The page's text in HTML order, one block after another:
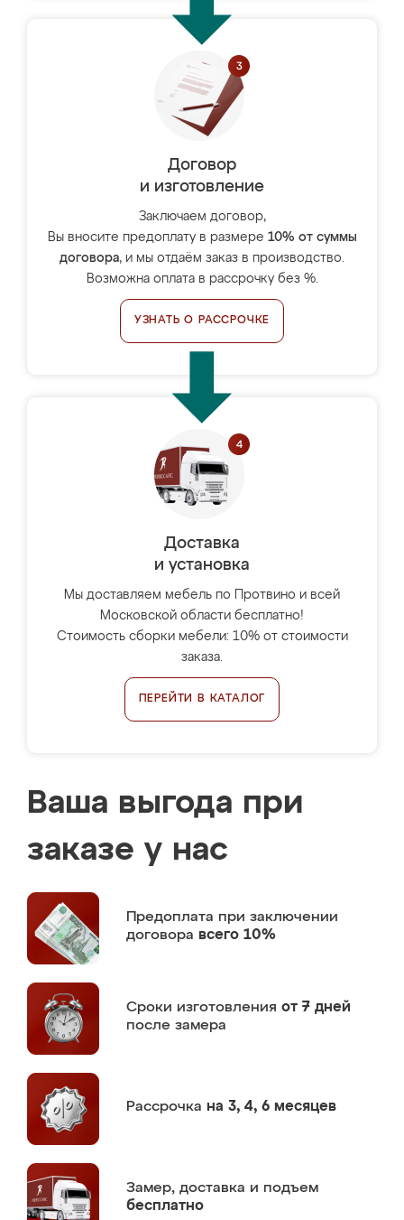
Договор
и изготовление
Заключаем договор,
Вы вносите предоплату в размере 10% от суммы
договора, и мы отдаём заказ в производство.
Возможна оплата в рассрочку без %.
УЗНАТЬ О РАССРОЧКЕ
Доставка
и установка
Мы доставляем мебель по Протвино и всей
Московской области бесплатно!
Стоимость сборки мебели: 10% от стоимости
заказа.
ПЕРЕЙТИ В КАТАЛОГ
Ваша выгода при
заказе у нас
Предоплата при заключении
договора всего 10%
Сроки изготовления от 7 дней
после замера
Рассрочка на 3, 4, 6 месяцев
Замер, доставка и подъем
бесплатно